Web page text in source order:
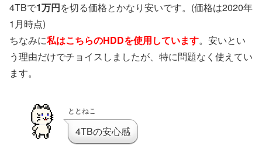
4TBで1万円を切る価格とかなり安いです。(価格は2020年
1月時点)
ちなみに私はこちらのHDDを使用しています。安いとい
う理由だけでチョイスしましたが、特に問題なく使えてい
ます。
ととねこ
4TBの安心感